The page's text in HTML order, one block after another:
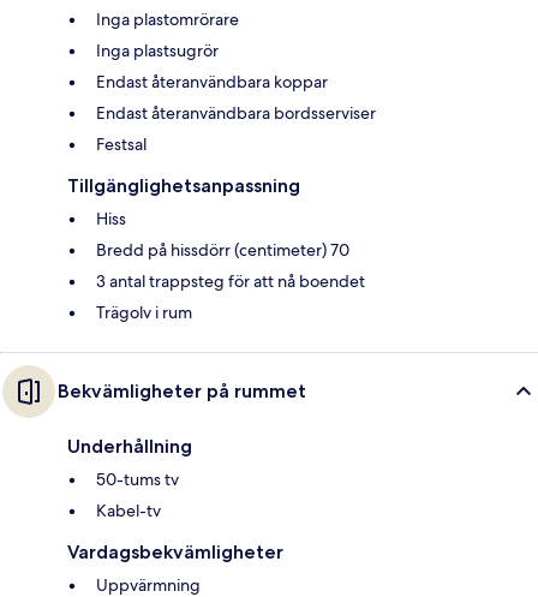
Inga plastomrörare
Inga plastsugrör
Endast återanvändbara koppar
Endast återanvändbara bordsserviser
Festsal
Tillgänglighetsanpassning
Hiss
Bredd på hissdörr (centimeter) 70
3 antal trappsteg för att nå boendet
Trägolv i rum
Bekvämligheter på rummet
Underhållning
50-tums tv
Kabel-tv
Vardagsbekvämligheter
Uppvärmning